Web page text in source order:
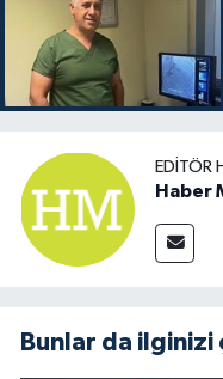
EDITÖR
Haber
Bunlar da ilginizi